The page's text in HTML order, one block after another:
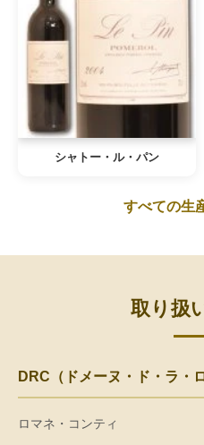
シャトー・ル・パン
すべての生
取り扱
DRC（ドメーヌ・ド・ラ・
ロマネ・コンティ